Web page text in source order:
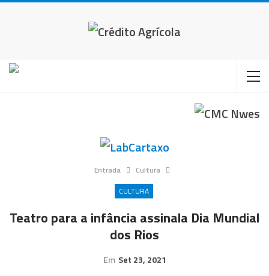
Entrada
Cultura
CULTURA
Teatro para a infância assinala Dia Mundial
dos Rios
Em Set 23, 2021